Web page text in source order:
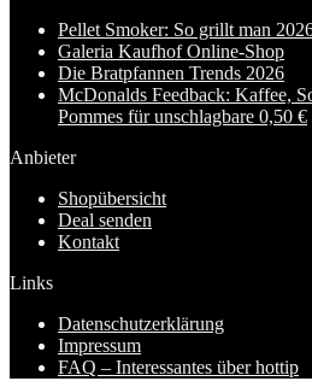
Pellet Smoker: So grillt man
Galeria Kaufhof Online-Shop
Die Bratpfannen Trends 2026
McDonalds Feedback: Kaffee,
Pommes für unschlagbare 0,50 €
Anbieter
Shopübersicht
Deal senden
Kontakt
Links
Datenschutzerklärung
Impressum
FAQ – Interessantes über hottip